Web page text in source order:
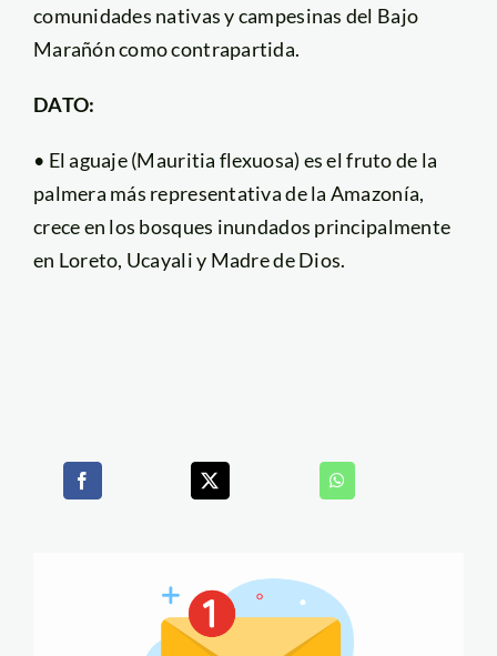
comunidades nativas y campesinas del Bajo
Marañón como contrapartida.
DATO:
• El aguaje (Mauritia flexuosa) es el fruto de la
palmera más representativa de la Amazonía,
crece en los bosques inundados principalmente
en Loreto, Ucayali y Madre de Dios.